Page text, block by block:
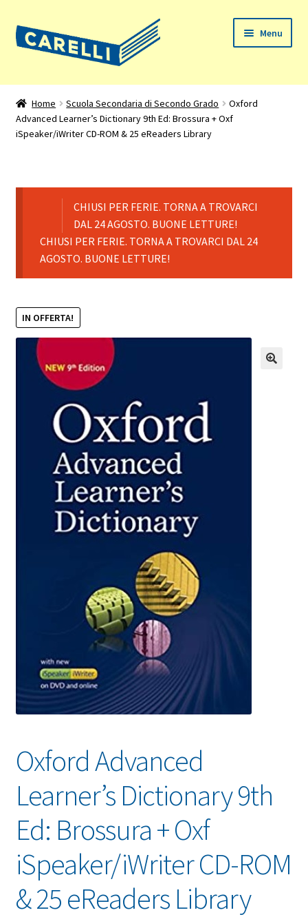
Vai
alla
navigazione
Vai
al
contenuto
Menu
Home
Chi siamo
menu
Assistenza
Home Scuola Secondaria di Secondo Grado
Oxford
Advanced Learner’s Dictionary 9th Ed: Brossura + Oxf
iSpeaker/iWriter CD-ROM & 25 eReaders Library
CHIUSI PER FERIE. TORNA A TROVARCI
DAL 24 AGOSTO. BUONE LETTURE!
CHIUSI PER FERIE. TORNA A TROVARCI DAL 24
AGOSTO. BUONE LETTURE!
IN OFFERTA!
Oxford Advanced
Learner’s Dictionary 9th
Ed: Brossura + Oxf
iSpeaker/iWriter CD-ROM
& 25 eReaders Library